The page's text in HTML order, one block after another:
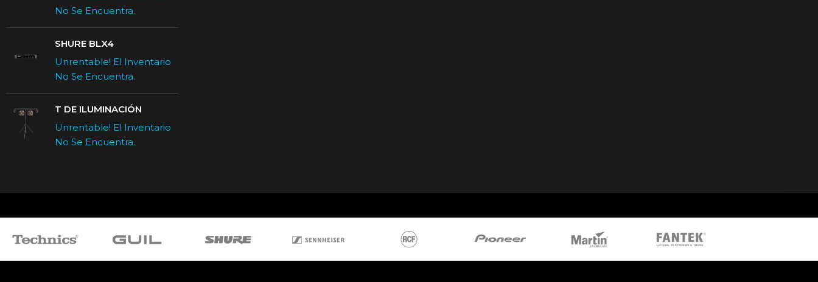
No Se Encuentra.
SHURE BLX4
Unrentable! El Inventario
No Se Encuentra.
T DE ILUMINACIÓN
Unrentable! El Inventario
No Se Encuentra.